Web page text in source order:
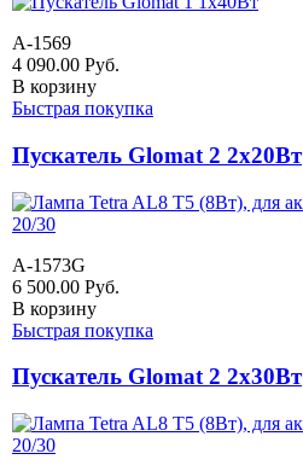
A-1569
4 090.00 Руб.
В корзину
Быстрая покупка
Пускатель Glomat 2 2х20Вт
A-1573G
6 500.00 Руб.
В корзину
Быстрая покупка
Пускатель Glomat 2 2х30Вт